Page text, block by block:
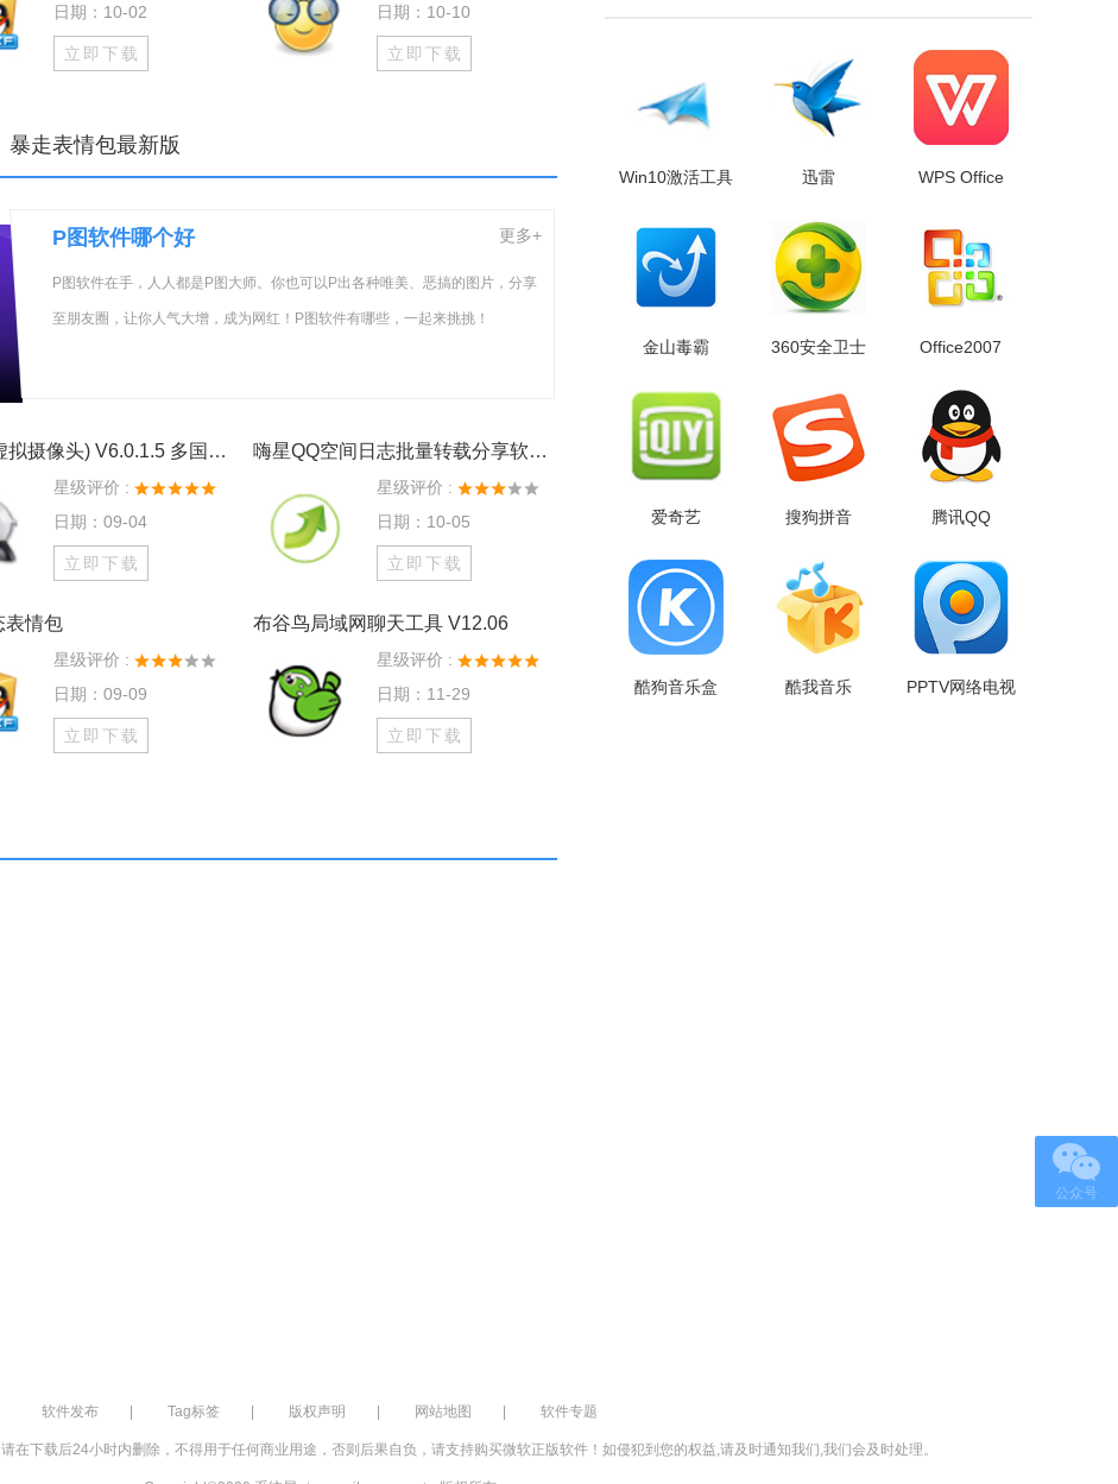
日期：10-02
立即下载
日期：10-10
立即下载
暴走表情包最新版
P图软件哪个好 更多+
P图软件在手，人人都是P图大师。你也可以P出各种唯美、恶搞的图片，分享
至朋友圈，让你人气大增，成为网红！P图软件有哪些，一起来挑挑！
VCam(虚拟摄像头) V6.0.1.5 多国语言版
星级评价 :
日期：09-04
立即下载
嗨星QQ空间日志批量转载分享软件 V6.1 绿色版
星级评价 :
日期：10-05
立即下载
表情包
星级评价 :
日期：09-09
立即下载
布谷鸟局域网聊天工具 V12.06
星级评价 :
日期：11-29
立即下载
Win10激活工具 迅雷 WPS Office
金山毒霸 360安全卫士 Office2007
爱奇艺 搜狗拼音 腾讯QQ
酷狗音乐盒 酷我音乐 PPTV网络电视
公众号
软件发布 | Tag标签 | 版权声明 | 网站地图 | 软件专题
在下载后24小时内删除，不得用于任何商业用途，否则后果自负，请支持购买微软正版软件！如侵犯到您的权益,请及时通知我们,我们会及时处理。